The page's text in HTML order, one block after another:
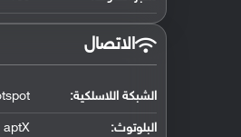
الاتصال
الشبكة اللاسلكية:
البلوتوث:
aptX